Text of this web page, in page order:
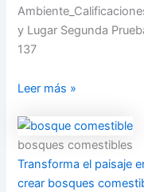
y Lugar Segunda
137
Leer más »
bosques comestibles
Transforma el paisaje
crear bosques